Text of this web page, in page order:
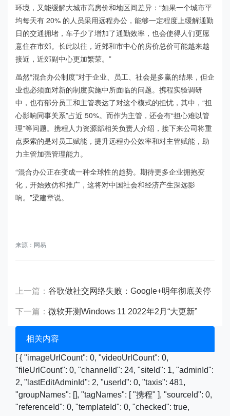
环境，又能缓解大城市高房价和地区间差异：“如果一个城市平
均每天有 20% 的人员采用远程办公，能够一定程度上缓解通勤
日的交通拥堵，车子少了增加了通勤效率，也会使得人们更愿
意住在市郊。长此以往，近郊和市中心的房价总价可能越来越
接近，近郊副中心更加繁荣。”
虽然“混合办公制度”对于企业、员工、社会是多赢的结果，但企
业也必须面对新的制度实施中所面临的问题。携程实验调研
中，也有部分员工和主管表达了对这个模式的担忧，其中，“担
心影响同事关系”占近 50%。而作为主管，还会有“担心难以管
理”等问题。携程人力资源部相关负责人介绍，接下来公司将重
点探索的是对员工赋能，提升远程办公效率和对主管赋能，助
力主管加强管理能力。
“混合办公正在变成一种全球性的趋势。期待更多企业拥抱变
化，开始效仿和推广，这将对中国社会和经济产生深远影
响。”梁建章说。
来源：网易
上一篇： 谷歌做社交网络失败：Google+明年彻底关停
下一篇： 微软开测Windows 11 2022年2月“大更新”
相关内容
[ { "imageUrlCount": 0, "videoUrlCount": 0,
"fileUrlCount": 0, "channelId": 24, "siteId": 1, "adminId":
2, "lastEditAdminId": 2, "userId": 0, "taxis": 481,
"groupNames": [], "tagNames": [ "携程" ], "sourceId": 0,
"referenceId": 0, "templateId": 0, "checked": true,